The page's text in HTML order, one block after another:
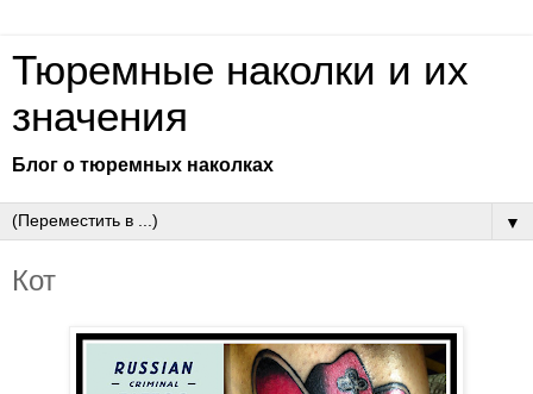
Тюремные наколки и их
значения
Блог о тюремных наколках
▼
Кот